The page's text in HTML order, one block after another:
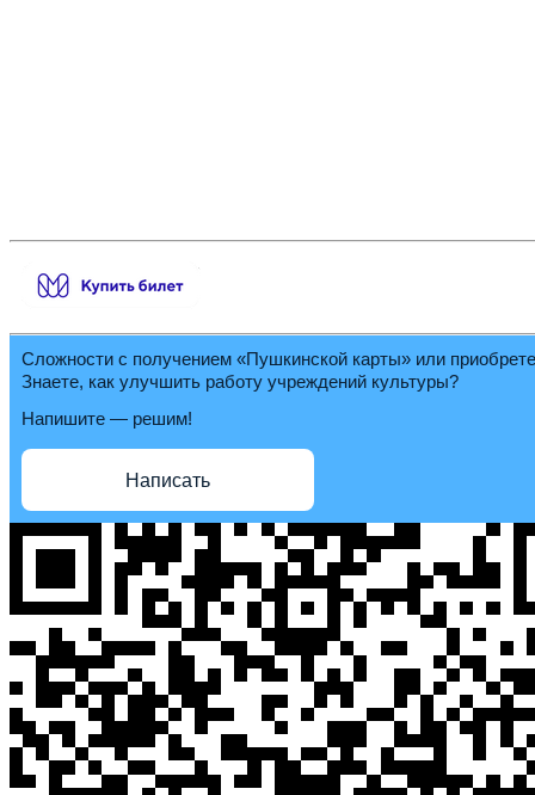
Сложности с получением «Пушкинской карты» или
Знаете, как улучшить работу учреждений культуры?
Напишите — решим!
Написать